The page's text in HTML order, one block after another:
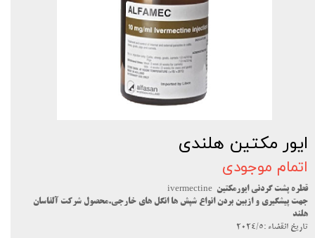
ایور مکتین هلندی
اتمام موجودی
قطره پشت گردنی ایورمکتین ivermectine
جهت پیشگیری و ازبین بردن انواع شپش ها انگل های خارجی.محصول شرکت آلفاسان
هلند
تاریخ انقضاء :2024/5